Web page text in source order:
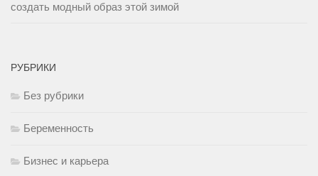
создать модный образ этой зимой
РУБРИКИ
Без рубрики
Беременность
Бизнес и карьера